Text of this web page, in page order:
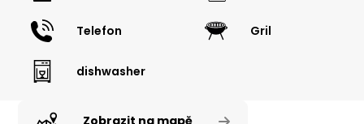
Telefon Gril
dishwasher
Zobrazit na mapě